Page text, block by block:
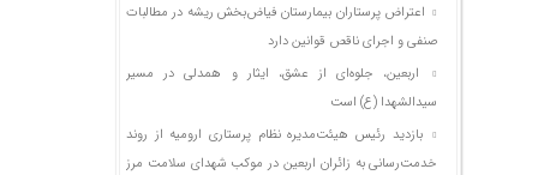
اعتراض پرستاران بیمارستان فیاض‌بخش ریشه در مطالبات
صنفی و اجرای ناقص قوانین دارد
اربعین، جلوه‌ای از عشق، ایثار و همدلی در مسیر
سیدالشهدا (ع) است
بازدید رئیس هیئت‌مدیره نظام پرستاری ارومیه از روند
خدمت‌رسانی به زائران اربعین در موکب شهدای سلامت مرز